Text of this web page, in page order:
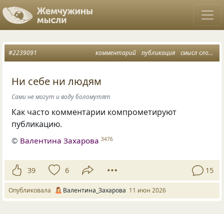
комментарий публикация смысл слов
#2239091
Ни себе ни людям
Сами не могут и воду боломутят
Как часто комментарии компрометируют
публикацию.
© Валентина Захарова 3476
39 6 15
Опубликовала Валентина_Захарова 11 июн 2026